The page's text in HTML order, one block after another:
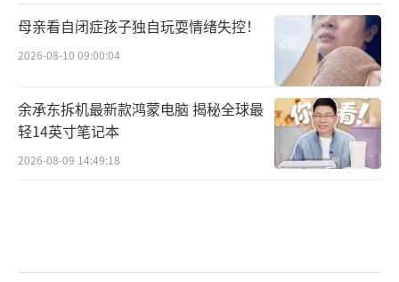
母亲看自闭症孩子独自玩耍情绪失控！
2026-08-10 09:00:04
余承东拆机最新款鸿蒙电脑 揭秘全球最
轻14英寸笔记本
2026-08-09 14:49:18